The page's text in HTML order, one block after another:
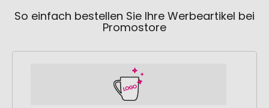
So einfach bestellen Sie Ihre Werbeartikel bei
Promostore